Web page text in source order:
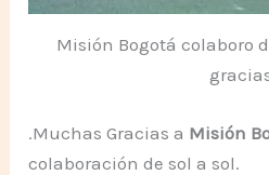
Misión Bogotá colaboro
.Muchas Gracias a Misión
colaboración de sol a sol.